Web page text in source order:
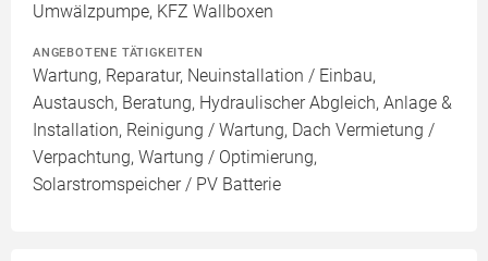
Umwälzpumpe, KFZ Wallboxen
ANGEBOTENE TÄTIGKEITEN
Wartung, Reparatur, Neuinstallation / Einbau,
Austausch, Beratung, Hydraulischer Abgleich, Anlage &
Installation, Reinigung / Wartung, Dach Vermietung /
Verpachtung, Wartung / Optimierung,
Solarstromspeicher / PV Batterie